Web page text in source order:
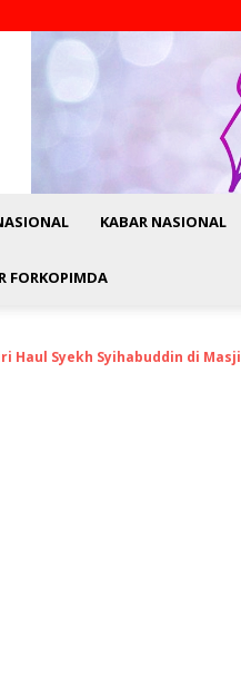
KABAR NASIONAL
FORKOPIMDA
Haul Syekh Syihabuddin di